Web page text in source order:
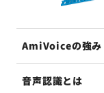
AmiVoiceの強み
音声認識とは